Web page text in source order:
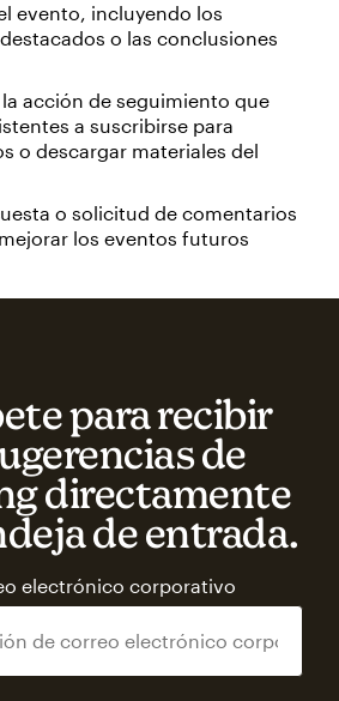
evento, incluyendo los
o las conclusiones
la acción de seguimiento que
a suscribirse para
o descargar materiales del
o solicitud de comentarios
los eventos futuros
para recibir
de
directamente
de entrada.
electrónico corporativo